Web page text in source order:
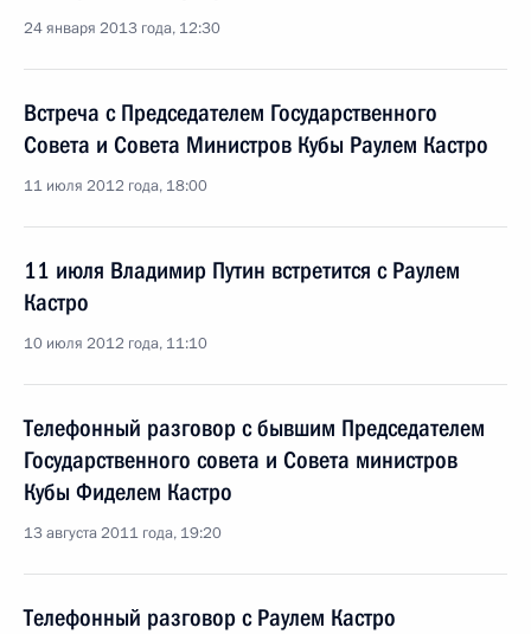
24 января 2013 года, 12:30
Встреча с Председателем Государственного
Совета и Совета Министров Кубы Раулем Кастро
11 июля 2012 года, 18:00
11 июля Владимир Путин встретится с Раулем
Кастро
10 июля 2012 года, 11:10
Телефонный разговор с бывшим Председателем
Государственного совета и Совета министров
Кубы Фиделем Кастро
13 августа 2011 года, 19:20
Телефонный разговор с Раулем Кастро